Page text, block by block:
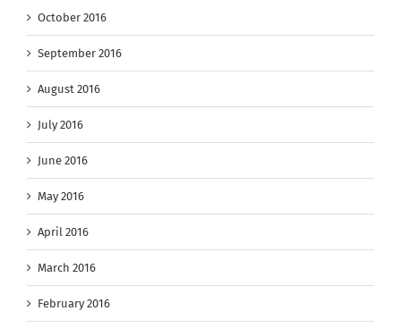
October 2016
September 2016
August 2016
July 2016
June 2016
May 2016
April 2016
March 2016
February 2016